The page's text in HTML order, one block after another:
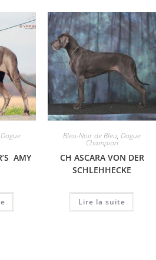
Dogue
AMY
Bleu-Noir de Bleu, Dogue
Champion
CH ASCARA VON DER
SCHLEHHECKE
Lire la suite